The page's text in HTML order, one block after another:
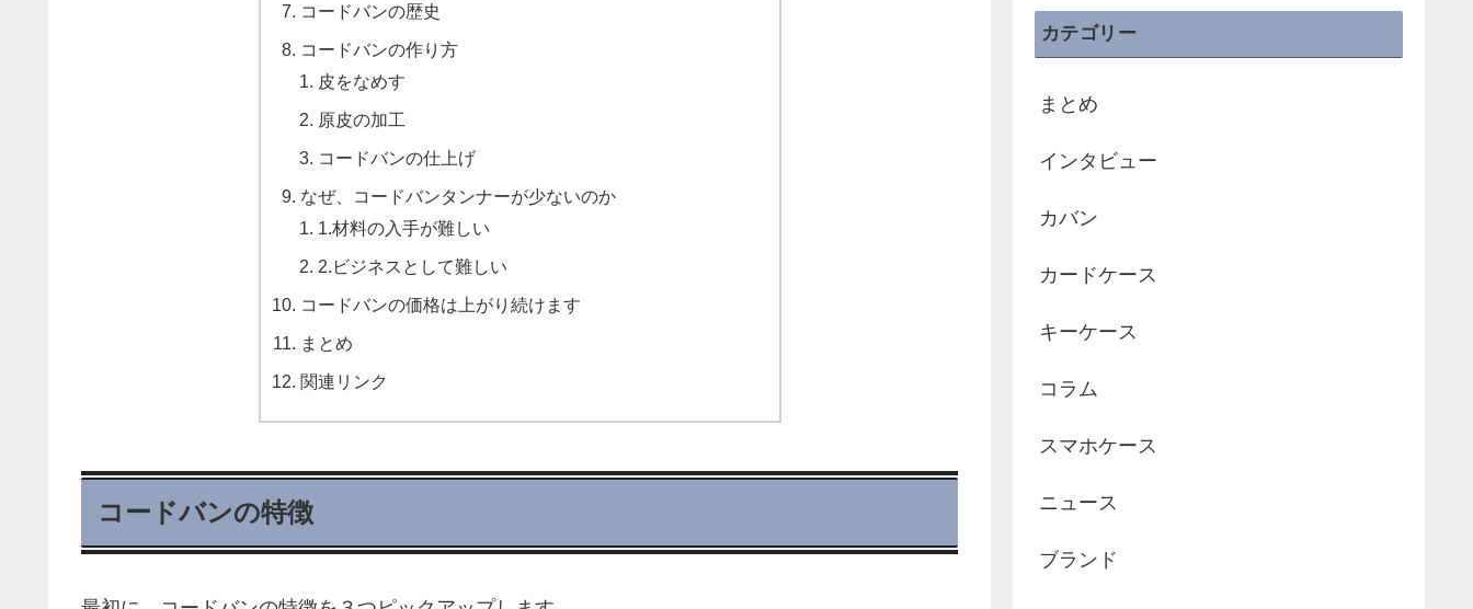
コードバンの歴史
コードバンの作り方
皮をなめす
原皮の加工
コードバンの仕上げ
なぜ、コードバンタンナーが少ないのか
1.材料の入手が難しい
2.ビジネスとして難しい
コードバンの価格は上がり続けます
まとめ
関連リンク
コードバンの特徴
カテゴリー
まとめ
インタビュー
カバン
カードケース
キーケース
コラム
スマホケース
ニュース
ブランド